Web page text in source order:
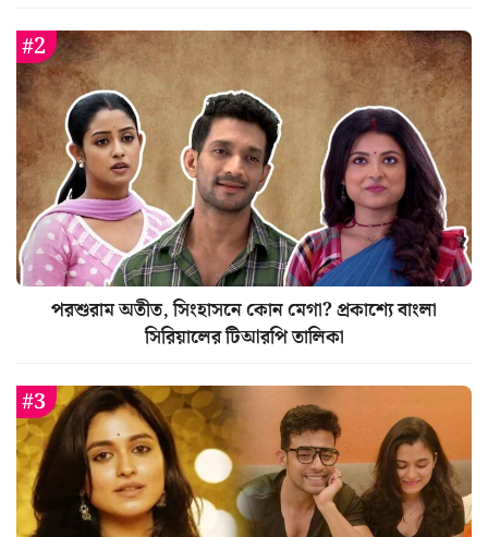
পরশুরাম অতীত, সিংহাসনে কোন মেগা? প্রকাশ্যে বাংলা
সিরিয়ালের টিআরপি তালিকা